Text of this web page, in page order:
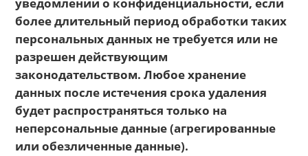
более длительный период обработки таких
персональных данных не требуется или не
разрешен действующим
законодательством. Любое хранение
данных после истечения срока удаления
будет распространяться только на
неперсональные данные (агрегированные
или обезличенные данные).